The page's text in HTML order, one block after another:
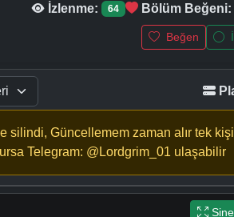
İzlenme:
64 Bölüm Beğeni:
Beğen
silindi, Güncellemem zaman alır tek
Telegram: @Lordgrim_01 ulaşabilir